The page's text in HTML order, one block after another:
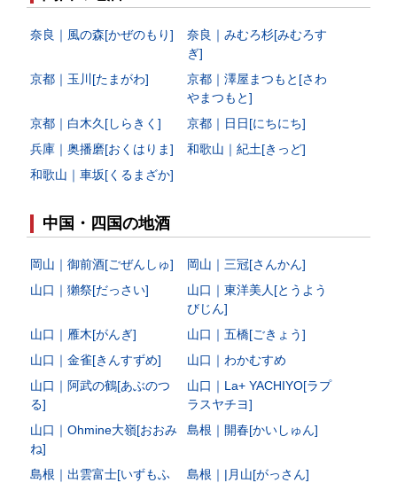
奈良｜風の森[かぜのもり]
奈良｜みむろ杉[みむろす
ぎ]
京都｜玉川[たまがわ]
京都｜澤屋まつもと[さわ
やまつもと]
京都｜白木久[しらきく]
京都｜日日[にちにち]
兵庫｜奥播磨[おくはりま]
和歌山｜紀土[きっど]
和歌山｜車坂[くるまざか]
中国・四国の地酒
岡山｜御前酒[ごぜんしゅ]
岡山｜三冠[さんかん]
山口｜獺祭[だっさい]
山口｜東洋美人[とうよう
びじん]
山口｜雁木[がんぎ]
山口｜五橋[ごきょう]
山口｜金雀[きんすずめ]
山口｜わかむすめ
山口｜阿武の鶴[あぶのつ
る]
山口｜La+ YACHIYO[ラプ
ラスヤチヨ]
山口｜Ohmine大嶺[おおみ
ね]
島根｜開春[かいしゅん]
島根｜出雲富士[いずもふ
島根｜|月山[がっさん]